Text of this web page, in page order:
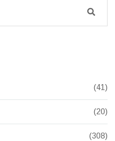
(41)
(20)
(308)